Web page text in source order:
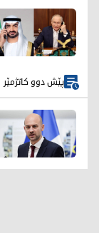
پێش دوو کاتژمێر